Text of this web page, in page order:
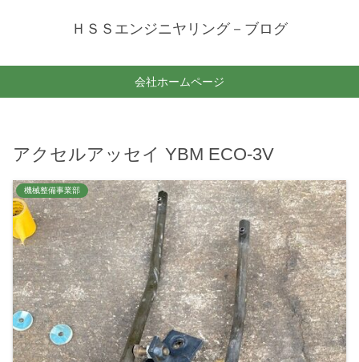
ＨＳＳエンジニヤリング－ブログ
会社ホームページ
アクセルアッセイ YBM ECO-3V
機械整備事業部